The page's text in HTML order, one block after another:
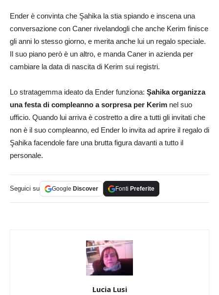
Ender è convinta che Şahika la stia spiando e inscena una
conversazione con Caner rivelandogli che anche Kerim finisce
gli anni lo stesso giorno, e merita anche lui un regalo speciale.
Il suo piano però è un altro, e manda Caner in azienda per
cambiare la data di nascita di Kerim sui registri.
Lo stratagemma ideato da Ender funziona: Şahika organizza
una festa di compleanno a sorpresa per Kerim nel suo
ufficio. Quando lui arriva è costretto a dire a tutti gli invitati che
non è il suo compleanno, ed Ender lo invita ad aprire il regalo di
Şahika facendole fare una brutta figura davanti a tutto il
personale.
Seguici su Google Discover Fonti Preferite
Lucia Lusi